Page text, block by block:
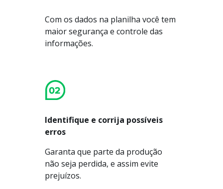
Com os dados na planilha você tem
maior segurança e controle das
informações.
Identifique e corrija possíveis
erros
Garanta que parte da produção
não seja perdida, e assim evite
prejuízos.